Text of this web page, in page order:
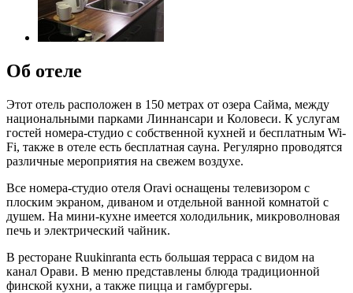
Об отеле
Этот отель расположен в 150 метрах от озера Сайма, между
национальными парками Линнансари и Коловеси. К услугам
гостей номера-студио с собственной кухней и бесплатным Wi-
Fi, также в отеле есть бесплатная сауна. Регулярно проводятся
различные мероприятия на свежем воздухе.
Все номера-студио отеля Oravi оснащены телевизором с
плоским экраном, диваном и отдельной ванной комнатой с
душем. На мини-кухне имеется холодильник, микроволновая
печь и электрический чайник.
В ресторане Ruukinranta есть большая терраса с видом на
канал Орави. В меню представлены блюда традиционной
финской кухни, а также пицца и гамбургеры.